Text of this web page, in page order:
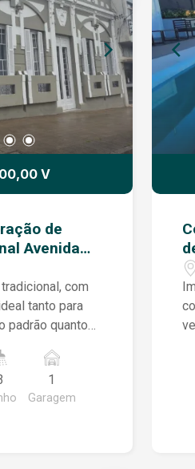
V
de
Avenida
este imóvel
construção
estado de
na região
com
tanto para
padrão quanto
em
da localização
1
Garagem